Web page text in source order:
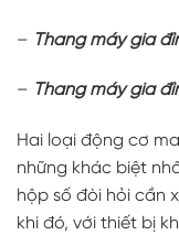
– Thang máy gia
– Thang máy gia
Hai loại động cơ
những khác biệt
hộp số đòi hỏi cần
khi đó, với thiết bị